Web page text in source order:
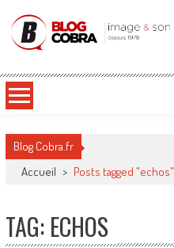
Blog Cobra
Blog Cobra.fr
Accueil > Posts tagged "echos"
TAG: ECHOS